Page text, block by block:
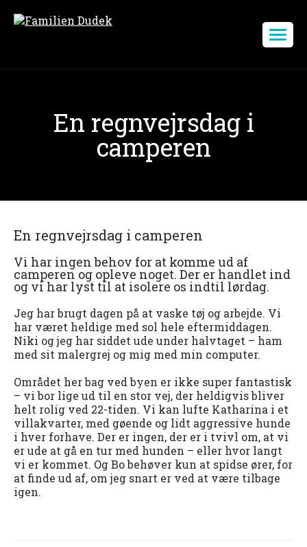
En regnvejrsdag i
camperen
En regnvejrsdag i camperen
Vi har ingen behov for at komme ud af
camperen og opleve noget. Der er handlet ind
og vi har lyst til at isolere os indtil lørdag.
Jeg har brugt dagen på at vaske tøj og arbejde. Vi
har været heldige med sol hele eftermiddagen.
Niki og jeg har siddet ude under halvtaget – ham
med sit malergrej og mig med min computer.
Området her bag ved byen er ikke super fantastisk
– vi bor lige ud til en stor vej, der heldigvis bliver
helt rolig ved 22-tiden. Vi kan lufte Katharina i et
villakvarter, med gøende og lidt aggressive hunde
i hver forhave. Der er ingen, der er i tvivl om, at vi
er ude at gå en tur med hunden – eller hvor langt
vi er kommet. Og Bo behøver kun at spidse ører, for
at finde ud af, om jeg snart er ved at være tilbage
igen.